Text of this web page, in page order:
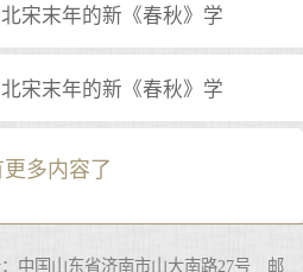
宋末年的新《春秋》学
宋末年的新《春秋》学
更多内容了
中国山东省济南市山大南路27号 邮